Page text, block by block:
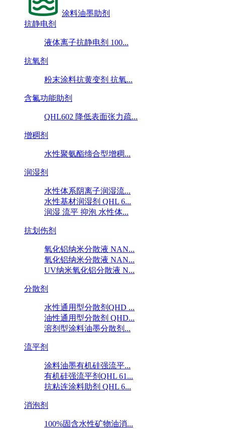
涂料油墨助剂
抗静电剂
液体离子抗静电剂 100...
抗氧剂
粉末涂料抗黄变剂 抗氧...
含氟功能助剂
QHL602 降低表面张力疏...
增稠剂
水性聚氨酯缔合型增稠...
润湿剂
水性体系阴离子润湿流...
水性基材润湿剂 QHL 6...
润湿 流平 抑泡 水性体...
抗划伤剂
氧化铝纳米分散液 NAN...
氧化铝纳米分散液 NAN...
UV纳米氧化铝分散液 N...
分散剂
水性通用型分散剂QHD ...
油性通用型分散剂 QHD...
溶剂型涂料油墨分散剂...
流平剂
涂料油墨有机硅强流平...
有机硅强流平剂QHL 61...
抗粘连涂料助剂 QHL 6...
消泡剂
100%固含水性矿物油消...